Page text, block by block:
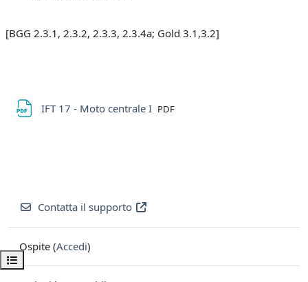
Apri indice del corso
[BGG 2.3.1, 2.3.2, 2.3.3, 2.3.4a; Gold 3.1,3.2]
IFT 17 - Moto centrale I File
PDF
Contatta il supporto
Ospite (Accedi)